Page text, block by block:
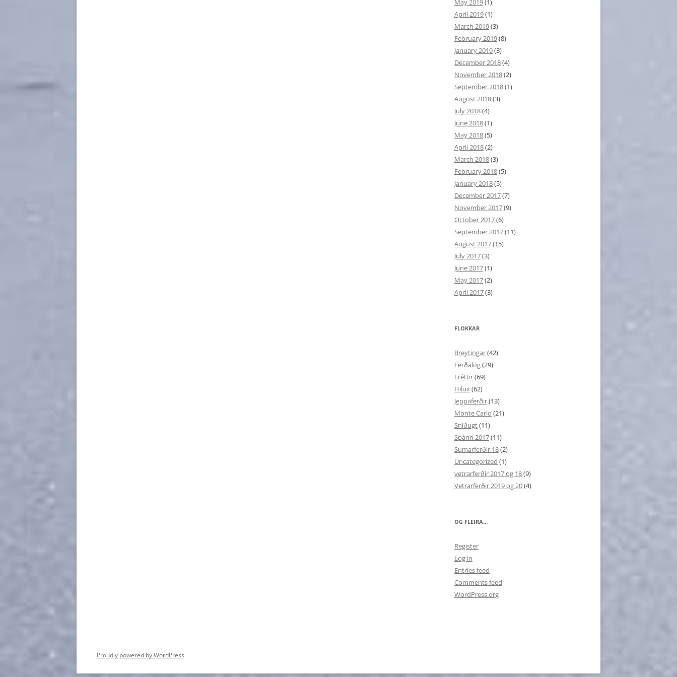
May 2019(1)
April 2019(1)
March 2019(3)
February 2019(8)
January 2019(3)
December 2018(4)
November 2018(2)
September 2018(1)
August 2018(3)
July 2018(4)
June 2018(1)
May 2018(5)
April 2018(2)
March 2018(3)
February 2018(5)
January 2018(5)
December 2017(7)
November 2017(9)
October 2017(6)
September 2017(11)
August 2017(15)
July 2017(3)
June 2017(1)
May 2017(2)
April 2017(3)
FLOKKAR
Breytingar(42)
Ferðalög(29)
Fréttir(69)
Hilux(62)
Jeppaferðir(13)
Monte Carlo (21)
Sniðugt(11)
Spánn 2017(11)
Sumarferðir 18(2)
Uncategorized (1)
vetrarferðir 2017 og 18(9)
Vetrarferðir 2019 og 20(4)
OG FLEIRA…
Register
Log in
Entries feed
Comments feed
WordPress.org
Proudly powered by WordPress